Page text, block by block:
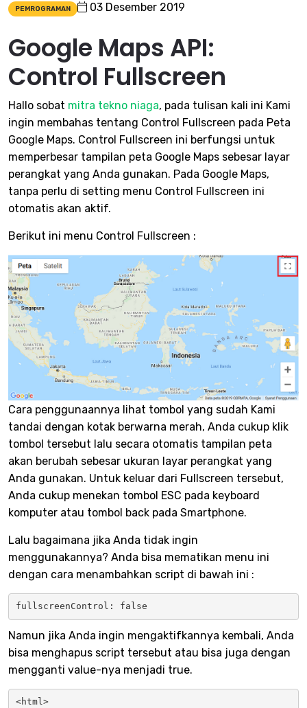
PEMROGRAMAN 03 Desember 2019
Google Maps API:
Control Fullscreen
Hallo sobat mitra tekno niaga, pada tulisan kali ini Kami
ingin membahas tentang Control Fullscreen pada Peta
Google Maps. Control Fullscreen ini berfungsi untuk
memperbesar tampilan peta Google Maps sebesar layar
perangkat yang Anda gunakan. Pada Google Maps,
tanpa perlu di setting menu Control Fullscreen ini
otomatis akan aktif.
Berikut ini menu Control Fullscreen :
Cara penggunaannya lihat tombol yang sudah Kami
tandai dengan kotak berwarna merah, Anda cukup klik
tombol tersebut lalu secara otomatis tampilan peta
akan berubah sebesar ukuran layar perangkat yang
Anda gunakan. Untuk keluar dari Fullscreen tersebut,
Anda cukup menekan tombol ESC pada keyboard
komputer atau tombol back pada Smartphone.
Lalu bagaimana jika Anda tidak ingin
menggunakannya? Anda bisa mematikan menu ini
dengan cara menambahkan script di bawah ini :
fullscreenControl: false
Namun jika Anda ingin mengaktifkannya kembali, Anda
bisa menghapus script tersebut atau bisa juga dengan
mengganti value-nya menjadi true.
<html>